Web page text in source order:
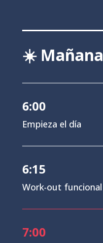
☀️ Mañana
6:00
Empieza el día
6:15
Work-out funcional
7:00